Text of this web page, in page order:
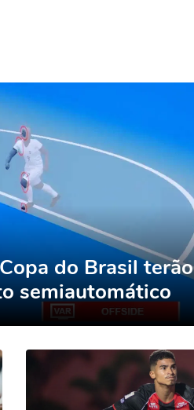
do Brasil terão
semiautomático